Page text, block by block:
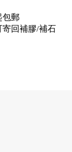
包郵
回補膠/補石